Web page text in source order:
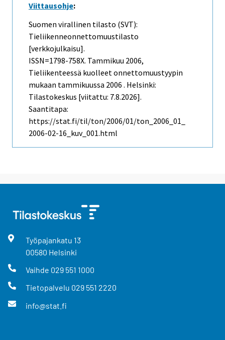
Viittausohje:
Suomen virallinen tilasto (SVT):
Tieliikenneonnettomuustilasto
[verkkojulkaisu].
ISSN=1798-758X. Tammikuu 2006,
Tieliikenteessä kuolleet onnettomuustyypin
mukaan tammikuussa 2006 . Helsinki:
Tilastokeskus [viitattu: 7.8.2026].
Saantitapa:
https://stat.fi/til/ton/2006/01/ton_2006_01_
2006-02-16_kuv_001.html
Työpajankatu 13
00580 Helsinki
Vaihde 029 551 1000
Tietopalvelu 029 551 2220
info@stat.fi